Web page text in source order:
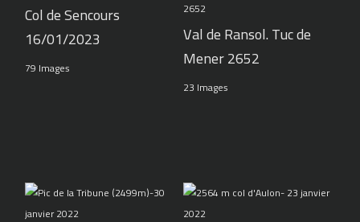
Col de Sencours
16/01/2023
79 Images
Val de Ransol. Tuc de
Mener 2652
23 Images